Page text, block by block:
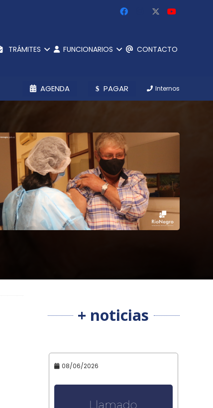
TRÁMITES FUNCIONARIOS CONTACTO
AGENDA PAGAR Internos
+ noticias
08/06/2026